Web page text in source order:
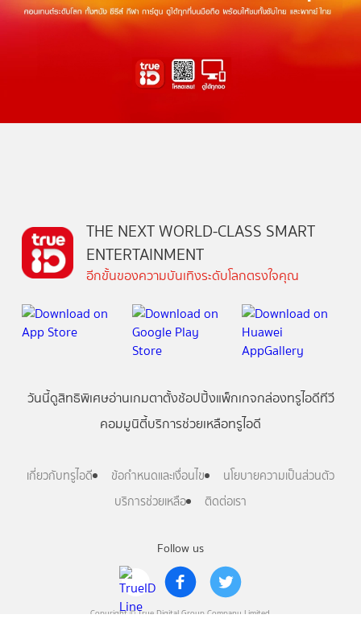
Follow us
Copyright © True Digital Group Company Limited.
THE NEXT WORLD-CLASS SMART
ENTERTAINMENT
อีกขั้นของความบันเทิงระดับโลกตรงใจคุณ
วันนี้ดูสิทธิพิเศษอ่านเกมตาตั้งช้อปปิ้งแพ็กเกจกล่องทรูไอดีทีวี
คอมมูนิตี้บริการช่วยเหลือทรูไอดี
เกี่ยวกับทรูไอดี ข้อกำหนดและเงื่อนไข
นโยบายความเป็นส่วนตัว
บริการช่วยเหลือ
ติดต่อเรา